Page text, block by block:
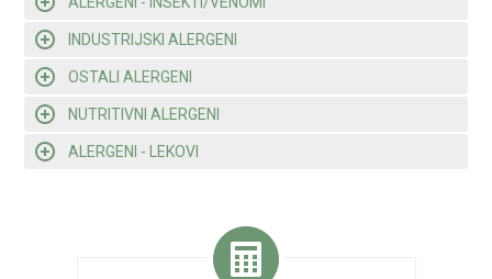
INDUSTRIJSKI ALERGENI
OSTALI ALERGENI
NUTRITIVNI ALERGENI
ALERGENI - LEKOVI